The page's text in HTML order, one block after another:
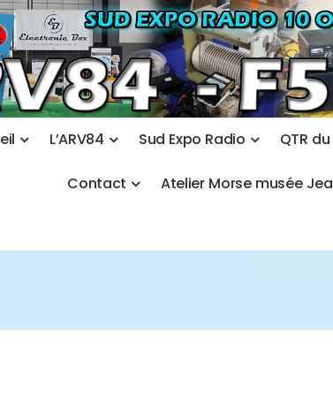
eil L’ARV84 Sud Expo Radio QTR du
Contact Atelier Morse musée Jea